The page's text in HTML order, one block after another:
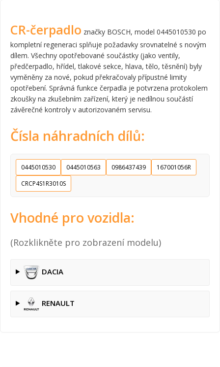
CR-čerpadlo značky BOSCH, model 0445010530 po
kompletní regeneraci splňuje požadavky srovnatelné s novým
dílem. Všechny opotřebované součástky (jako ventily,
předčerpadlo, hřídel, tlakové sekce, hlava, tělo, těsnění) byly
vyměněny za nové, pokud překračovaly přípustné limity
opotřebení. Správná funkce čerpadla je potvrzena protokolem
zkoušky na zkušebním zařízení, který je nedílnou součástí
závěrečné kontroly v autorizovaném servisu.
Čísla náhradních dílů:
0445010530 0445010563 0986437439
167001056R
CRCP4S1R3010S
Vhodné pro vozidla:
(Rozklikněte pro zobrazení modelu)
DACIA
RENAULT